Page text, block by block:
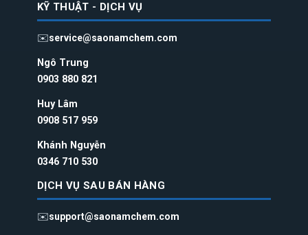
KỸ THUẬT - DỊCH VỤ
✉️service@saonamchem.com
Ngô Trung
0903 880 821
Huy Lâm
0908 517 959
Khánh Nguyễn
0346 710 530
DỊCH VỤ SAU BÁN HÀNG
✉️support@saonamchem.com